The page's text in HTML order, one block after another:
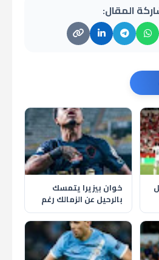
المقال:
خوان بيزيرا يتمسك
بالرحيل عن الزمالك رغم
قرار النادي وغموض
مصيره